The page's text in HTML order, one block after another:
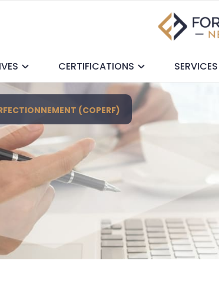
CERTIFICATIONS SERVICES
(COPERF)